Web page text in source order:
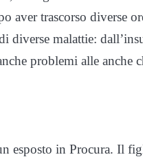
aver trascorso diverse
diverse malattie:
problemi alle anche
esposto in Procura. Il